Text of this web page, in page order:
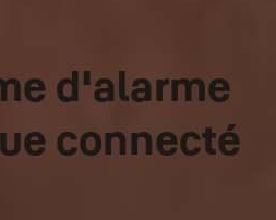
d'alarme
connecté